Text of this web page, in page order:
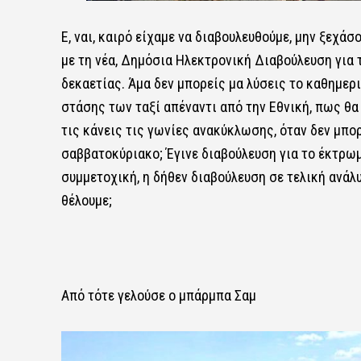
Ε, ναι, καιρό είχαμε να διαβουλευθούμε, μην
με τη νέα, Δημόσια Ηλεκτρονική Διαβούλευση
δεκαετίας. Άμα δεν μπορείς μα λύσεις το
στάσης των ταξί απέναντι από την Εθνική, πως
τις κάνεις τις γωνίες ανακύκλωσης, όταν δεν
σαββατοκύριακο; Έγινε διαβούλευση για το
συμμετοχική, η δήθεν διαβούλευση σε τελική
θέλουμε;
Από τότε γελούσε ο μπάρμπα Σαμ